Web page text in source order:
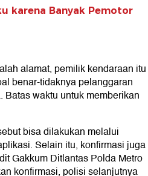
karena Banyak Pemotor
alamat, pemilik kendaraan itu
benar-tidaknya pelanggaran
waktu untuk memberikan
bisa dilakukan melalui
Selain itu, konfirmasi juga
Gakkum Ditlantas Polda Metro
konfirmasi, polisi selanjutnya